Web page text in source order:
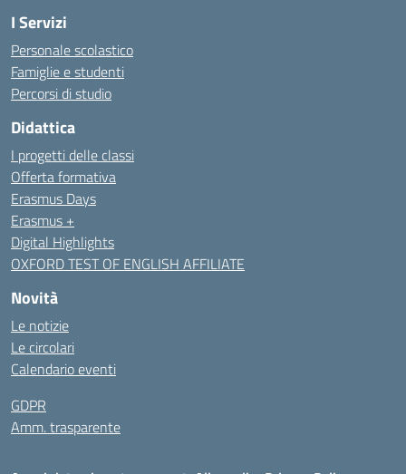
I Servizi
Personale scolastico
Famiglie e studenti
Percorsi di studio
Didattica
I progetti delle classi
Offerta formativa
Erasmus Days
Erasmus +
Digital Highlights
OXFORD TEST OF ENGLISH AFFILIATE
Novità
Le notizie
Le circolari
Calendario eventi
GDPR
Amm. trasparente